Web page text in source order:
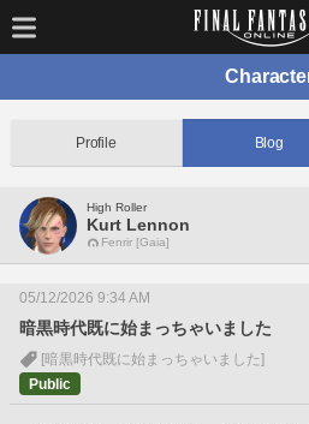
Profile Blog
High Roller
Kurt Lennon
Fenrir [Gaia]
05/12/2026 9:34 AM
暗黒時代既に始まっちゃいました
[暗黒時代既に始まっちゃいました]
Public